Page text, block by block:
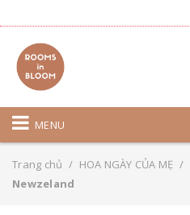
MENU
Trang chủ / HOA NGÀY CỦA MẸ /
Newzeland